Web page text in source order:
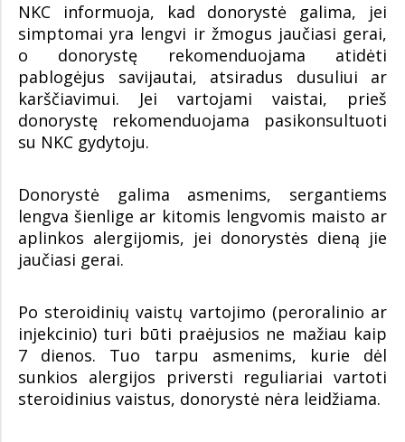
NKC informuoja, kad donorystė galima, jei
simptomai yra lengvi ir žmogus jaučiasi gerai,
o donorystę rekomenduojama atidėti
pablogėjus savijautai, atsiradus dusuliui ar
karščiavimui. Jei vartojami vaistai, prieš
donorystę rekomenduojama pasikonsultuoti
su NKC gydytoju.
Donorystė galima asmenims, sergantiems
lengva šienlige ar kitomis lengvomis maisto ar
aplinkos alergijomis, jei donorystės dieną jie
jaučiasi gerai.
Po steroidinių vaistų vartojimo (peroralinio ar
injekcinio) turi būti praėjusios ne mažiau kaip
7 dienos. Tuo tarpu asmenims, kurie dėl
sunkios alergijos priversti reguliariai vartoti
steroidinius vaistus, donorystė nėra leidžiama.